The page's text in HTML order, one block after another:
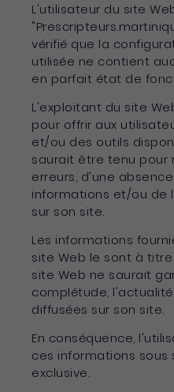
L'utilisateur du site
vérifié que la
utilisée ne contient
en parfait état de
L'exploitant du site
pour offrir aux
et/ou des outils
saurait être tenu pour
erreurs, d'une
informations et/ou de
sur son site.
Les informations
site Web le sont à
site Web ne saurait
complétude,
diffusées sur son site.
En conséquence,
ces informations sous
exclusive.